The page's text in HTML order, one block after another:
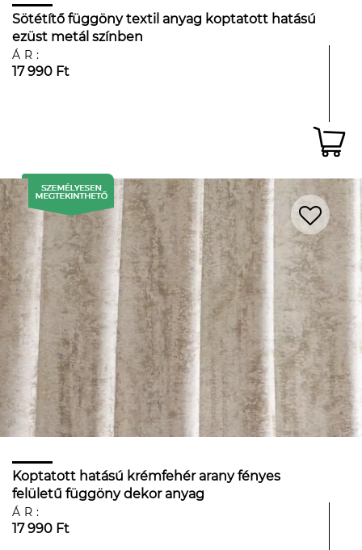
Sötétítő függöny textil anyag koptatott hatású
ezüst metál színben
ÁR:
17 990 Ft
Koptatott hatású krémfehér arany fényes
felületű függöny dekor anyag
ÁR:
17 990 Ft